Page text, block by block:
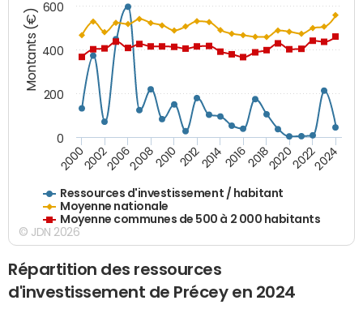
Montants (€)
Ressources d'investissement / habitant
Moyenne nationale
Moyenne communes de 500 à 2 000 habitants
20002002200620082010 2012201420162018202020222024
0
200
400
600
© JDN 2026
Répartition des ressources
d'investissement de Précey en 2024